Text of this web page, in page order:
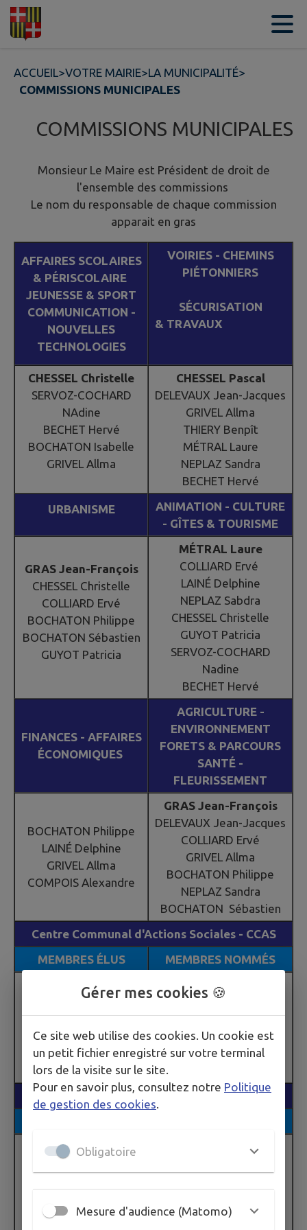
Contenu
ACCUEIL>VOTRE MAIRIE>LA MUNICIPALITÉ>
COMMISSIONS MUNICIPALES
COMMISSIONS MUNICIPALES
Monsieur Le Maire est Président de droit de
l'ensemble des commissions
Le nom du responsable de chaque commission
apparait en gras
AFFAIRES SCOLAIRES
& PÉRISCOLAIRE
JEUNESSE & SPORT
COMMUNICATION -
NOUVELLES
TECHNOLOGIES
VOIRIES - CHEMINS
PIÉTONNIERS
SÉCURISATION
& TRAVAUX
CHESSEL Christelle
SERVOZ-COCHARD
NAdine
BECHET Hervé
BOCHATON Isabelle
GRIVEL Allma
CHESSEL Pascal
DELEVAUX Jean-Jacques
GRIVEL Allma
THIERY Benpît
MÉTRAL Laure
NEPLAZ Sandra
BECHET Hervé
URBANISME
ANIMATION - CULTURE
- GÎTES & TOURISME
GRAS Jean-François
CHESSEL Christelle
COLLIARD Ervé
BOCHATON Philippe
BOCHATON Sébastien
GUYOT Patricia
MÉTRAL Laure
COLLIARD Ervé
LAINÉ Delphine
NEPLAZ Sabdra
CHESSEL Christelle
GUYOT Patricia
SERVOZ-COCHARD
Nadine
BECHET Hervé
FINANCES - AFFAIRES
ÉCONOMIQUES
AGRICULTURE -
ENVIRONNEMENT
FORETS & PARCOURS
SANTÉ -
FLEURISSEMENT
BOCHATON Philippe
LAINÉ Delphine
GRIVEL Allma
COMPOIS Alexandre
GRAS Jean-François
DELEVAUX Jean-Jacques
COLLIARD Ervé
GRIVEL Allma
BOCHATON Philippe
NEPLAZ Sandra
BOCHATON Sébastien
Centre Communal d'Actions Sociales - CCAS
MEMBRES ÉLUS
MEMBRES NOMMÉS
METRAL Laure
GUYOT Patricia
SERVOZ Nathalie
BOCHATON Isabelle
GRAS Maryline
BALZARETTI Marina
MOREL Catherine
GUERRAZ Isabelle
DELEVAUX François
IMPÔTS
COLLIARD Jean-Louis
COLLIARD Ervé
DELEVAUX Jean-Jacques
BOCHATON Sébastien
CHESSEL Christelle
GUYOT Patricia
CHESSEL Pascal
Gérer mes cookies 🍪
Ce site web utilise des cookies. Un cookie est
un petit fichier enregistré sur votre terminal
lors de la visite sur le site.
Pour en savoir plus, consultez notre Politique
de gestion des cookies.
Obligatoire
Mesure d'audience (Matomo)